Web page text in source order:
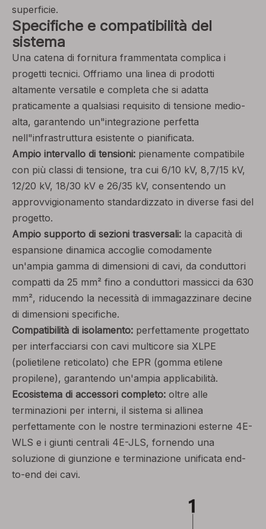
superficie.
Specifiche e compatibilità del
sistema
Una catena di fornitura frammentata complica i
progetti tecnici. Offriamo una linea di prodotti
altamente versatile e completa che si adatta
praticamente a qualsiasi requisito di tensione medio-
alta, garantendo un"integrazione perfetta
nell"infrastruttura esistente o pianificata.
Ampio intervallo di tensioni: pienamente compatibile
con più classi di tensione, tra cui 6/10 kV, 8,7/15 kV,
12/20 kV, 18/30 kV e 26/35 kV, consentendo un
approvvigionamento standardizzato in diverse fasi del
progetto.
Ampio supporto di sezioni trasversali: la capacità di
espansione dinamica accoglie comodamente
un'ampia gamma di dimensioni di cavi, da conduttori
compatti da 25 mm² fino a conduttori massicci da 630
mm², riducendo la necessità di immagazzinare decine
di dimensioni specifiche.
Compatibilità di isolamento: perfettamente progettato
per interfacciarsi con cavi multicore sia XLPE
(polietilene reticolato) che EPR (gomma etilene
propilene), garantendo un'ampia applicabilità.
Ecosistema di accessori completo: oltre alle
terminazioni per interni, il sistema si allinea
perfettamente con le nostre terminazioni esterne 4E-
WLS e i giunti centrali 4E-JLS, fornendo una
soluzione di giunzione e terminazione unificata end-
to-end dei cavi.